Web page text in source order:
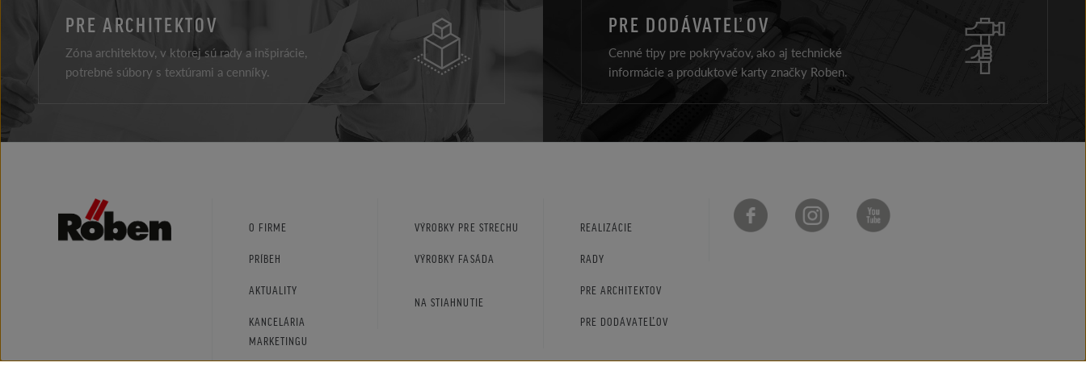
PRE ARCHITEKTOV
Zóna architektov, v ktorej sú rady a inšpirácie,
potrebné súbory s textúrami a cenníky.
PRE DODÁVATEĽOV
Cenné tipy pre pokrývačov, ako aj technické
informácie a produktové karty značky Roben.
O FIRME
PRÍBEH
AKTUALITY
KANCELÁRIA
MARKETINGU
VÝROBKY PRE STRECHU
VÝROBKY FASÁDA
NA STIAHNUTIE
REALIZÁCIE
RADY
PRE ARCHITEKTOV
PRE DODÁVATEĽOV
Instagram